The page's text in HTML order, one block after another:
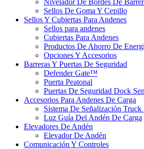
Nivelador De Bordes De
Sellos De Goma Y Cepillo
Sellos Y Cubiertas Para Andenes
Sellos para andenes
Cubiertas Para Andenes
Productos De Ahorro De
Opciones Y Accesorios
Barreras Y Puertas De Seguridad
Defender Gate™
Puerta Peatonal
Puertas De Seguridad Dock
Accesorios Para Andenes De Carga
Sistema De Señalización
Luz Guía Del Andén De Carga
Elevadores De Andén
Elevador De Andén
Comunicación Y Controles